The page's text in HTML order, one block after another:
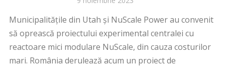
Municipalitățile din Utah și NuScale Power au convenit
să oprească proiectului experimental centralei cu
reactoare mici modulare NuScale, din cauza costurilor
mari. România derulează acum un proiect de